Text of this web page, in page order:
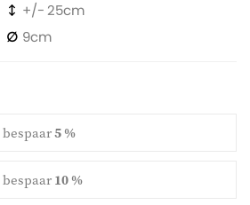
25
9
bespaar5 %
bespaar10 %